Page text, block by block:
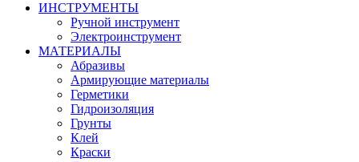
ИНСТРУМЕНТЫ
Ручной инструмент
Электроинструмент
МАТЕРИАЛЫ
Абразивы
Армирующие материалы
Герметики
Гидроизоляция
Грунты
Клей
Краски